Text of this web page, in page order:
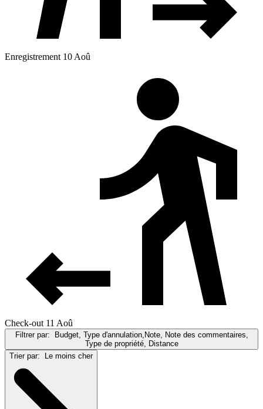
Enregistrement 10 Aoû
Check-out 11 Aoû
Filtrer par:
Budget, Type d'annulation,Note, Note des commentaires,
Type de propriété, Distance
Trier par:
Le moins cher